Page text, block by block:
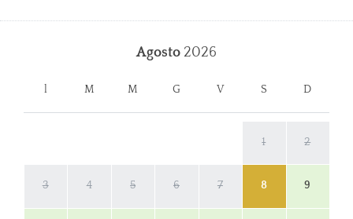
Agosto 2026
l M M G V S D
1 2
3 4 5 6 7 8 9